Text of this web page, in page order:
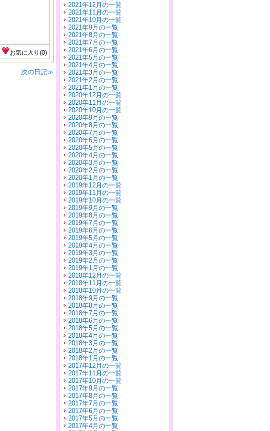
お気に入り (0)
次の日記≫
2021年12月の一覧
2021年11月の一覧
2021年10月の一覧
2021年9月の一覧
2021年8月の一覧
2021年7月の一覧
2021年6月の一覧
2021年5月の一覧
2021年4月の一覧
2021年3月の一覧
2021年2月の一覧
2021年1月の一覧
2020年12月の一覧
2020年11月の一覧
2020年10月の一覧
2020年9月の一覧
2020年8月の一覧
2020年7月の一覧
2020年6月の一覧
2020年5月の一覧
2020年4月の一覧
2020年3月の一覧
2020年2月の一覧
2020年1月の一覧
2019年12月の一覧
2019年11月の一覧
2019年10月の一覧
2019年9月の一覧
2019年8月の一覧
2019年7月の一覧
2019年6月の一覧
2019年5月の一覧
2019年4月の一覧
2019年3月の一覧
2019年2月の一覧
2019年1月の一覧
2018年12月の一覧
2018年11月の一覧
2018年10月の一覧
2018年9月の一覧
2018年8月の一覧
2018年7月の一覧
2018年6月の一覧
2018年5月の一覧
2018年4月の一覧
2018年3月の一覧
2018年2月の一覧
2018年1月の一覧
2017年12月の一覧
2017年11月の一覧
2017年10月の一覧
2017年9月の一覧
2017年8月の一覧
2017年7月の一覧
2017年6月の一覧
2017年5月の一覧
2017年4月の一覧